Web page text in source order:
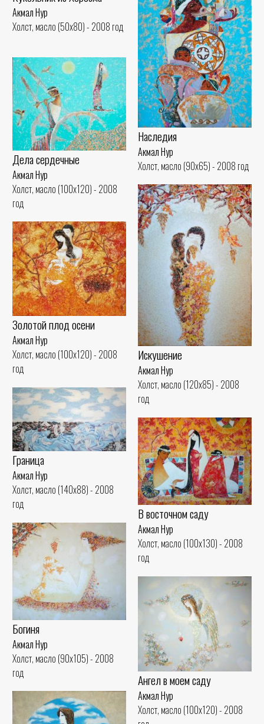
Акмал Нур
Холст, масло (50x80) - 2008 год
Наследия
Акмал Нур
Холст, масло (90x65) - 2008 год
Дела сердечные
Акмал Нур
Холст, масло (100x120) - 2008
год
Искушение
Акмал Нур
Холст, масло (120x85) - 2008
год
Золотой плод осени
Акмал Нур
Холст, масло (100x120) - 2008
год
Граница
Акмал Нур
Холст, масло (140x88) - 2008
год
В восточном саду
Акмал Нур
Холст, масло (100x130) - 2008
год
Богиня
Акмал Нур
Холст, масло (90x105) - 2008
год
Ангел в моем саду
Акмал Нур
Холст, масло (100x120) - 2008